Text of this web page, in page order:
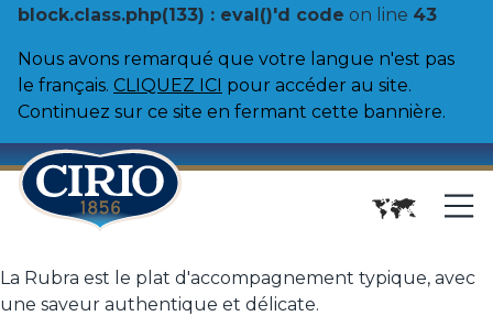
block.class.php(133) : eval()'d code on line 43
Nous avons remarqué que votre langue n'est pas
le français. CLIQUEZ ICI pour accéder au site.
Continuez sur ce site en fermant cette bannière.
La Rubra est le plat d'accompagnement typique, avec
une saveur authentique et délicate.